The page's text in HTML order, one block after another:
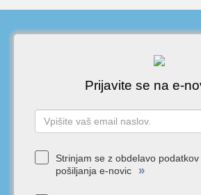
Prijavite se na e-
Strinjam se z obdelavo
pošiljanja e-novic
»